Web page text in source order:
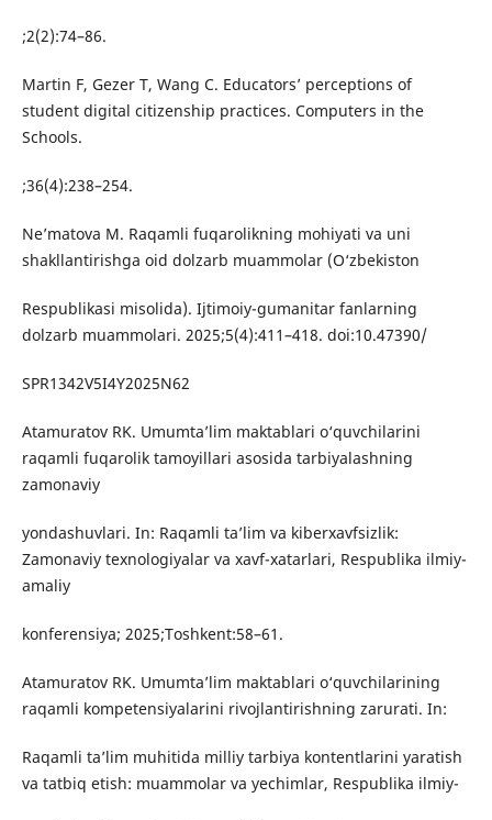
;2(2):74–86.
Martin F, Gezer T, Wang C. Educators’ perceptions of
student digital citizenship practices. Computers in the
Schools.
;36(4):238–254.
Ne’matova M. Raqamli fuqarolikning mohiyati va uni
shakllantirishga oid dolzarb muammolar (O‘zbekiston
Respublikasi misolida). Ijtimoiy-gumanitar fanlarning
dolzarb muammolari. 2025;5(4):411–418. doi:10.47390/
SPR1342V5I4Y2025N62
Atamuratov RK. Umumta’lim maktablari o‘quvchilarini
raqamli fuqarolik tamoyillari asosida tarbiyalashning
zamonaviy
yondashuvlari. In: Raqamli ta’lim va kiberxavfsizlik:
Zamonaviy texnologiyalar va xavf-xatarlari, Respublika ilmiy-
amaliy
konferensiya; 2025;Toshkent:58–61.
Atamuratov RK. Umumta’lim maktablari o‘quvchilarining
raqamli kompetensiyalarini rivojlantirishning zarurati. In:
Raqamli ta’lim muhitida milliy tarbiya kontentlarini yaratish
va tatbiq etish: muammolar va yechimlar, Respublika ilmiy-